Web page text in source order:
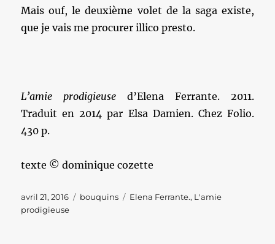
Mais ouf, le deuxième volet de la saga existe,
que je vais me procurer illico presto.
L’amie prodigieuse d’Elena Ferrante. 2011.
Traduit en 2014 par Elsa Damien. Chez Folio.
430 p.
texte © dominique cozette
Publié
le
avril 21, 2016 Catégories
bouquins Étiquettes
Elena Ferrante., L'amie
prodigieuse